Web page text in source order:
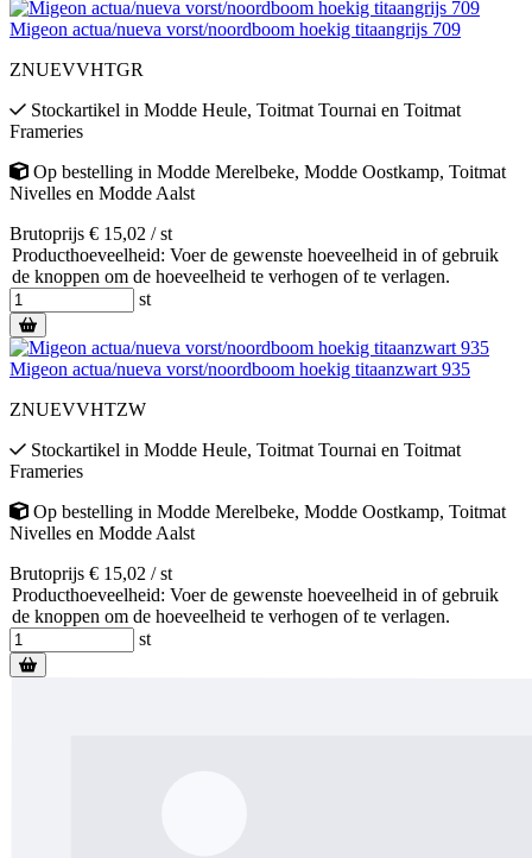
Migeon actua/nueva vorst/noordboom hoekig titaangrijs 709
ZNUEVVHTGR
Stockartikel in Modde Heule, Toitmat Tournai en Toitmat
Frameries
Op bestelling in Modde Merelbeke, Modde Oostkamp, Toitmat
Nivelles en Modde Aalst
Brutoprijs € 15,02 / st
Producthoeveelheid: Voer de gewenste hoeveelheid in of gebruik
de knoppen om de hoeveelheid te verhogen of te verlagen.
st
Migeon actua/nueva vorst/noordboom hoekig titaanzwart 935
ZNUEVVHTZW
Stockartikel in Modde Heule, Toitmat Tournai en Toitmat
Frameries
Op bestelling in Modde Merelbeke, Modde Oostkamp, Toitmat
Nivelles en Modde Aalst
Brutoprijs € 15,02 / st
Producthoeveelheid: Voer de gewenste hoeveelheid in of gebruik
de knoppen om de hoeveelheid te verhogen of te verlagen.
st